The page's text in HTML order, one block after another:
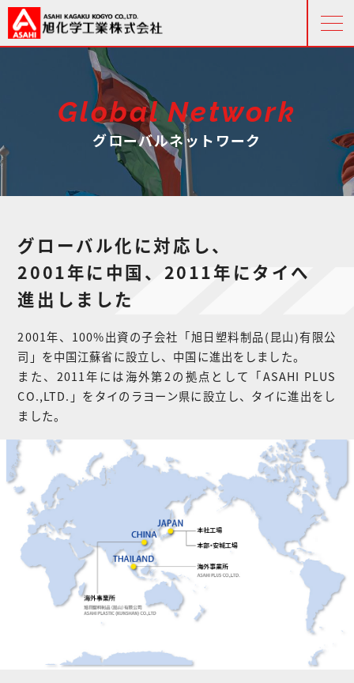
Global Network
グローバルネットワーク
グローバル化に対応し、
2001年に 中国、 2011年にタイへ
進出 しました
2001年、100%出資の子会社「旭日塑料制品(昆山)有限公
司」を中国江蘇省に設立し、中国に進出をしました。
また、2011年には海外第2の拠点として「ASAHI PLUS
CO.,LTD.」をタイのラヨーン県に設立し、タイに進出をし
ました。